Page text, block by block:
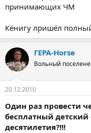
принимающих ЧМ
Кёнигу лришёл
ГЕРА-Horse
Вольный
20.12.2010
Один раз провести
бесплатный детский
десятилетия?!!!